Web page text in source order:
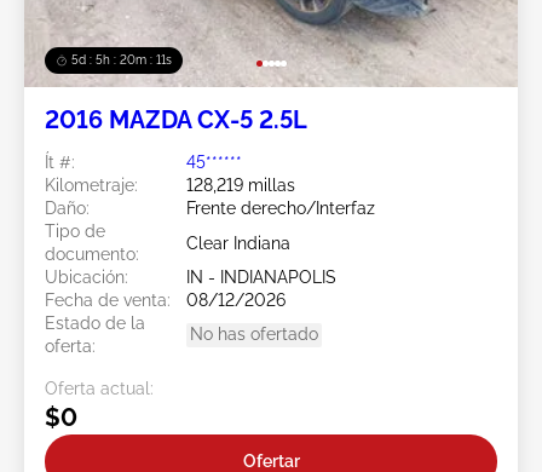
5d : 5h : 20m : 08s
2016 MAZDA CX-5 2.5L
Ít #:
45******
Kilometraje:
128,219 millas
Daño:
Frente derecho/Interfaz
Tipo de
documento:
Clear Indiana
Ubicación:
IN - INDIANAPOLIS
Fecha de venta:
08/12/2026
Estado de la
oferta:
No has ofertado
Oferta actual:
$0
Ofertar